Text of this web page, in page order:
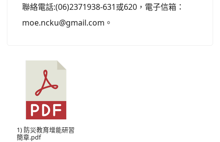
聯絡電話:(06)2371938-631或620，電子信箱：
moe.ncku@gmail.com。
1) 防災教育增能研習
簡章.pdf